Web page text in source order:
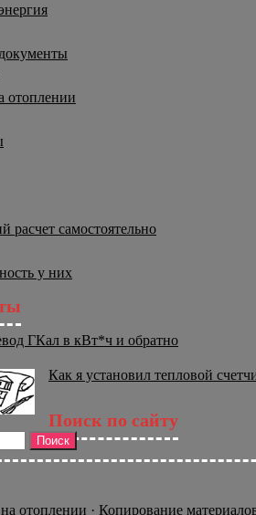
отоплении
расчет самостоятельно
у них
ГКал в кВт*ч и обратно
Как я установил тепловой
Поиск по сайту
отоплении · Копирование